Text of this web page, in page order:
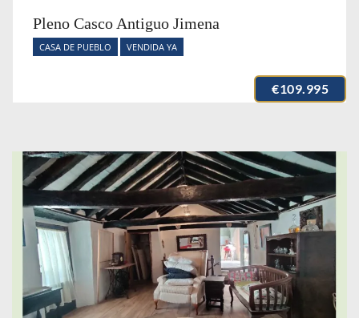
Pleno Casco Antiguo Jimena
CASA DE PUEBLO VENDIDA YA
€109.995